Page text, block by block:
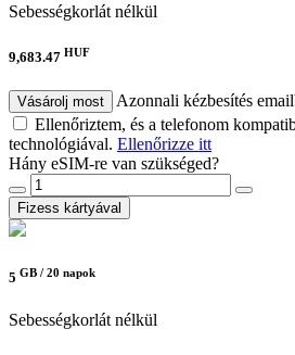
Sebességkorlát nélkül
9,683.47 HUF
Vásárolj most
Azonnali kézbesítés
Ellenőriztem, és a telefonom
technológiával. Ellenőrizze itt
Hány eSIM-re van szükséged?
Fizess kártyával
5 GB / 20 napok
Sebességkorlát nélkül